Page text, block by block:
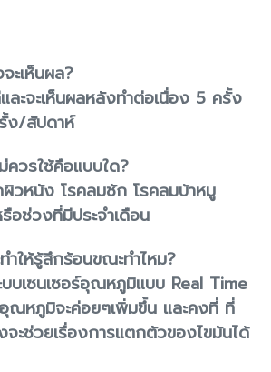
ะเห็นผล?
ละจะเห็นผลหลังทำต่อเนื่อง 5 ครั้ง
ง/สัปดาห์
ควรใช้คือแบบใด?
วหนัง โรคลมชัก โรคลมบ้าหมู
อช่วงที่มีประจำเดือน
ำให้รู้สึกร้อนขณะทำไหม?
บเซนเซอร์อุณหภูมิแบบ Real Time
ณหภูมิจะค่อยๆเพิ่มขึ้น และคงที่ ที่
ะช่วยเรื่องการแตกตัวของไขมันได้